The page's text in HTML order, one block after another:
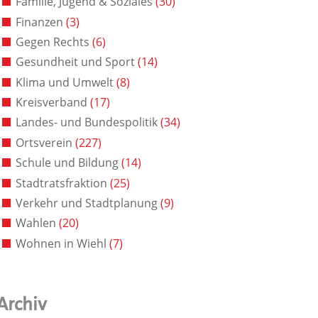
Finanzen (3)
Gegen Rechts (6)
Gesundheit und Sport(14)
Klima und Umwelt(8)
Kreisverband (17)
Landes- und Bundespolitik(34)
Ortsverein (227)
Schule und Bildung(14)
Stadtratsfraktion (25)
Verkehr und Stadtplanung(9)
Wahlen (20)
Wohnen in Wiehl (7)